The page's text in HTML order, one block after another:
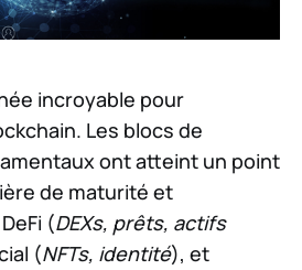
incroyable pour
Les blocs de
ont atteint un point
de maturité et
(DEXs, prêts, actifs
(NFTs, identité), et